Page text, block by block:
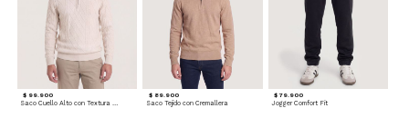
$ 99.900
Saco Cuello Alto con Textura Trenzada
$ 89.900
Saco Tejido con Cremallera
$ 79.900
Jogger Comfort Fit